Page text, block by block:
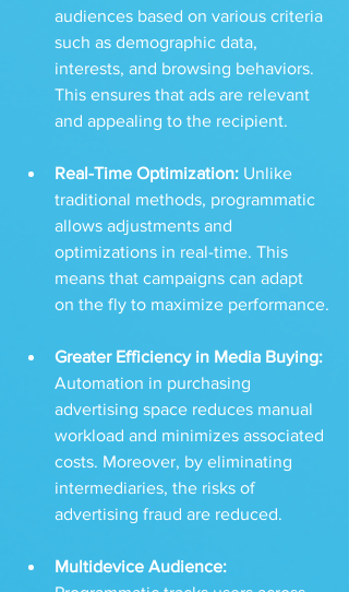
audiences based on various criteria
such as demographic data,
interests, and browsing behaviors.
This ensures that ads are relevant
and appealing to the recipient.
Real-Time Optimization: Unlike
traditional methods, programmatic
allows adjustments and
optimizations in real-time. This
means that campaigns can adapt
on the fly to maximize performance.
Greater Efficiency in Media Buying:
Automation in purchasing
advertising space reduces manual
workload and minimizes associated
costs. Moreover, by eliminating
intermediaries, the risks of
advertising fraud are reduced.
Multidevice Audience: